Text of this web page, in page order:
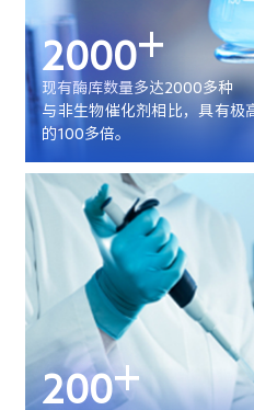
2000+
现有酶库数量多达2000多种
与非生物催化剂相比，具有极
的100多倍。
200+